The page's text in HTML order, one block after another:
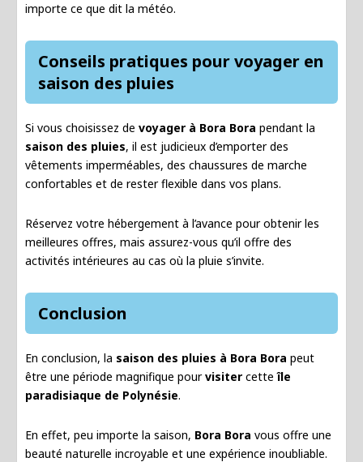
importe ce que dit la météo.
Conseils pratiques pour voyager en
saison des pluies
Si vous choisissez de voyager à Bora Bora pendant la
saison des pluies, il est judicieux d’emporter des
vêtements imperméables, des chaussures de marche
confortables et de rester flexible dans vos plans.
Réservez votre hébergement à l’avance pour obtenir les
meilleures offres, mais assurez-vous qu’il offre des
activités intérieures au cas où la pluie s’invite.
Conclusion
En conclusion, la saison des pluies à Bora Bora peut
être une période magnifique pourvisiter cetteîle
paradisiaque de Polynésie.
En effet, peu importe la saison, Bora Bora vous offre une
beauté naturelle incroyable et une expérience inoubliable.